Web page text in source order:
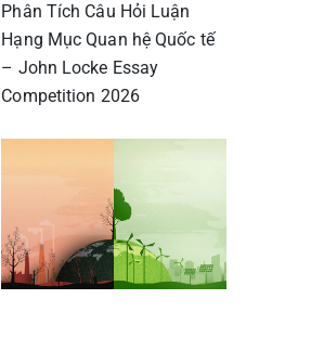
Phân Tích Câu Hỏi Luận
Hạng Mục Quan hệ Quốc tế
– John Locke Essay
Competition 2026